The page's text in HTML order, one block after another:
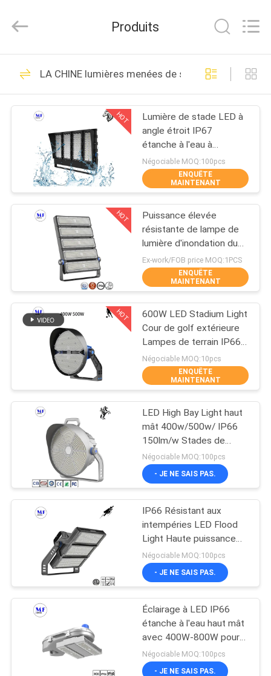
MAISON
PRODUITS
VIDÉOS
PROPOS
D'USINE
CONTRÔLE
QUALITÉ
CONTACTEZ-
DEMANDEZ
UNE
CITATION
PLAN
SITE
PRIVACY
POLICY
Ming
Feng
All
Reserved.
Tri lumières de
preuve de LED
228
Projecteur LED
305
lumières menées de
stade
223
Eclairage LED High
Bay
Lumières anti-
déflagrantes de LED
102
Produits
LA CHINE lumières menées de stade
HOT
Lumière de stade LED à
angle étroit IP67
étanche à l'eau à
l'extérieur 200W 300W
400W 500W
Négociable MOQ:100pcs
ENQUÊTE
MAINTENANT
HOT
Puissance élevée
résistante de lampe de
lumière d'inondation du
stade de football IP66
de vent asymétrique
d'angle de faisceau
Ex-work/FOB price MOQ:1PCS
ENQUÊTE
MAINTENANT
HOT
600W LED Stadium Light
Cour de golf extérieure
Lampes de terrain IP66
800W 1000W étanche
Négociable MOQ:10pcs
ENQUÊTE
MAINTENANT
LED High Bay Light haut
mât 400w/500w/ IP66
150lm/w Stades de
sport Football Basketball
Sport Projecteur de
terrain de jeu
Négociable MOQ:100pcs
- JE NE SAIS PAS.
IP66 Résistant aux
intempéries LED Flood
Light Haute puissance
400W-1800W Pour le
chantier de construction
Pont Port Dock Signage
Négociable MOQ:100pcs
- JE NE SAIS PAS.
Éclairage à LED IP66
étanche à l'eau haut mât
avec 400W-800W pour
le parking de l'autoroute
du port maritime
Négociable MOQ:100pcs
- JE NE SAIS PAS.